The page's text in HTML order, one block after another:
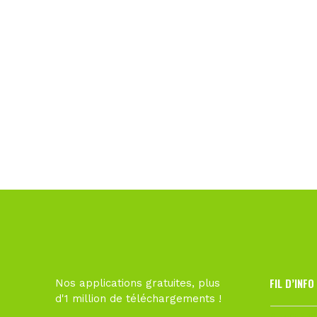
Nos applications gratuites, plus
d'1 million de téléchargements !
FIL D’INFO